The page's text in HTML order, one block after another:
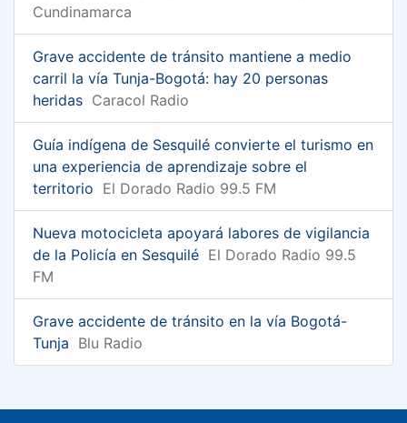
Cundinamarca
Grave accidente de tránsito mantiene a medio
carril la vía Tunja-Bogotá: hay 20 personas
heridas Caracol Radio
Guía indígena de Sesquilé convierte el turismo en
una experiencia de aprendizaje sobre el
territorio El Dorado Radio 99.5 FM
Nueva motocicleta apoyará labores de vigilancia
de la Policía en Sesquilé El Dorado Radio 99.5
FM
Grave accidente de tránsito en la vía Bogotá-
Tunja Blu Radio